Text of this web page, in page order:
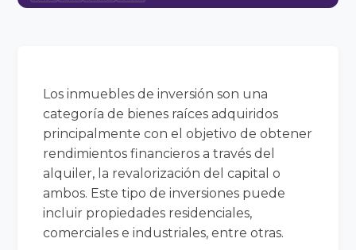
Los inmuebles de inversión son una
categoría de bienes raíces adquiridos
principalmente con el objetivo de obtener
rendimientos financieros a través del
alquiler, la revalorización del capital o
ambos. Este tipo de inversiones puede
incluir propiedades residenciales,
comerciales e industriales, entre otras.